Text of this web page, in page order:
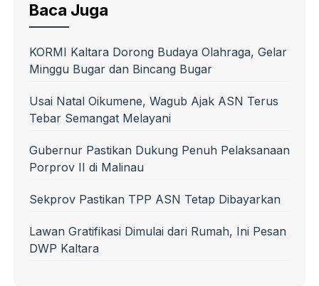
Baca Juga
KORMI Kaltara Dorong Budaya Olahraga, Gelar
Minggu Bugar dan Bincang Bugar
Usai Natal Oikumene, Wagub Ajak ASN Terus
Tebar Semangat Melayani
Gubernur Pastikan Dukung Penuh Pelaksanaan
Porprov II di Malinau
Sekprov Pastikan TPP ASN Tetap Dibayarkan
Lawan Gratifikasi Dimulai dari Rumah, Ini Pesan
DWP Kaltara